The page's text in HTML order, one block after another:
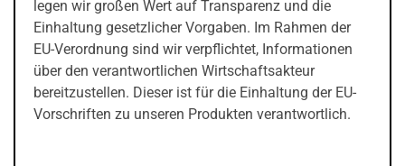
legen wir großen Wert auf Transparenz und die
Einhaltung gesetzlicher Vorgaben. Im Rahmen der
EU-Verordnung sind wir verpflichtet, Informationen
über den verantwortlichen Wirtschaftsakteur
bereitzustellen. Dieser ist für die Einhaltung der EU-
Vorschriften zu unseren Produkten verantwortlich.